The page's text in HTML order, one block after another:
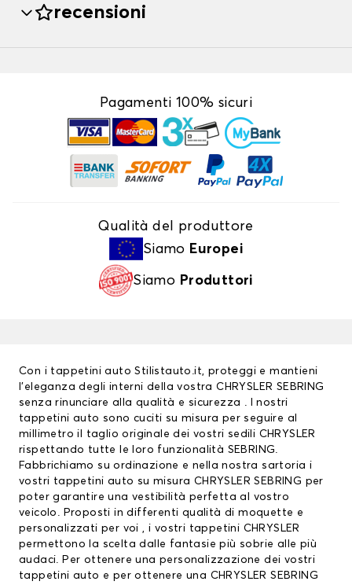
recensioni
Pagamenti 100% sicuri
Qualità del produttore
Siamo Europei
Siamo Produttori
Con i tappetini auto Stilistauto.it, proteggi e mantieni
l’eleganza degli interni della vostra CHRYSLER SEBRING
senza rinunciare alla qualità e sicurezza . I nostri
tappetini auto sono cuciti su misura per seguire al
millimetro il taglio originale dei vostri sedili CHRYSLER
rispettando tutte le loro funzionalità SEBRING.
Fabbrichiamo su ordinazione e nella nostra sartoria i
vostri tappetini auto su misura CHRYSLER SEBRING per
poter garantire una vestibilità perfetta al vostro
veicolo. Proposti in differenti qualità di moquette e
personalizzati per voi , i vostri tappetini CHRYSLER
permettono la scelta dalle fantasie più sobrie alle più
audaci. Per ottenere una personalizzazione dei vostri
tappetini auto e per ottenere una CHRYSLER SEBRING